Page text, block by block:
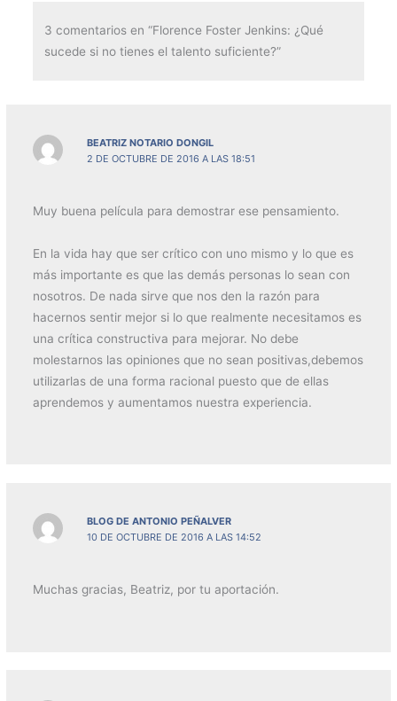
3 comentarios en “Florence Foster Jenkins: ¿Qué
sucede si no tienes el talento suficiente?”
BEATRIZ NOTARIO DONGIL
2 DE OCTUBRE DE 2016 A LAS 18:51
Muy buena película para demostrar ese pensamiento.
En la vida hay que ser crítico con uno mismo y lo que es
más importante es que las demás personas lo sean con
nosotros. De nada sirve que nos den la razón para
hacernos sentir mejor si lo que realmente necesitamos es
una crítica constructiva para mejorar. No debe
molestarnos las opiniones que no sean positivas,debemos
utilizarlas de una forma racional puesto que de ellas
aprendemos y aumentamos nuestra experiencia.
BLOG DE ANTONIO PEÑALVER
10 DE OCTUBRE DE 2016 A LAS 14:52
Muchas gracias, Beatriz, por tu aportación.